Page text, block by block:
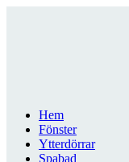
Hem
Fönster
Ytterdörrar
Spabad